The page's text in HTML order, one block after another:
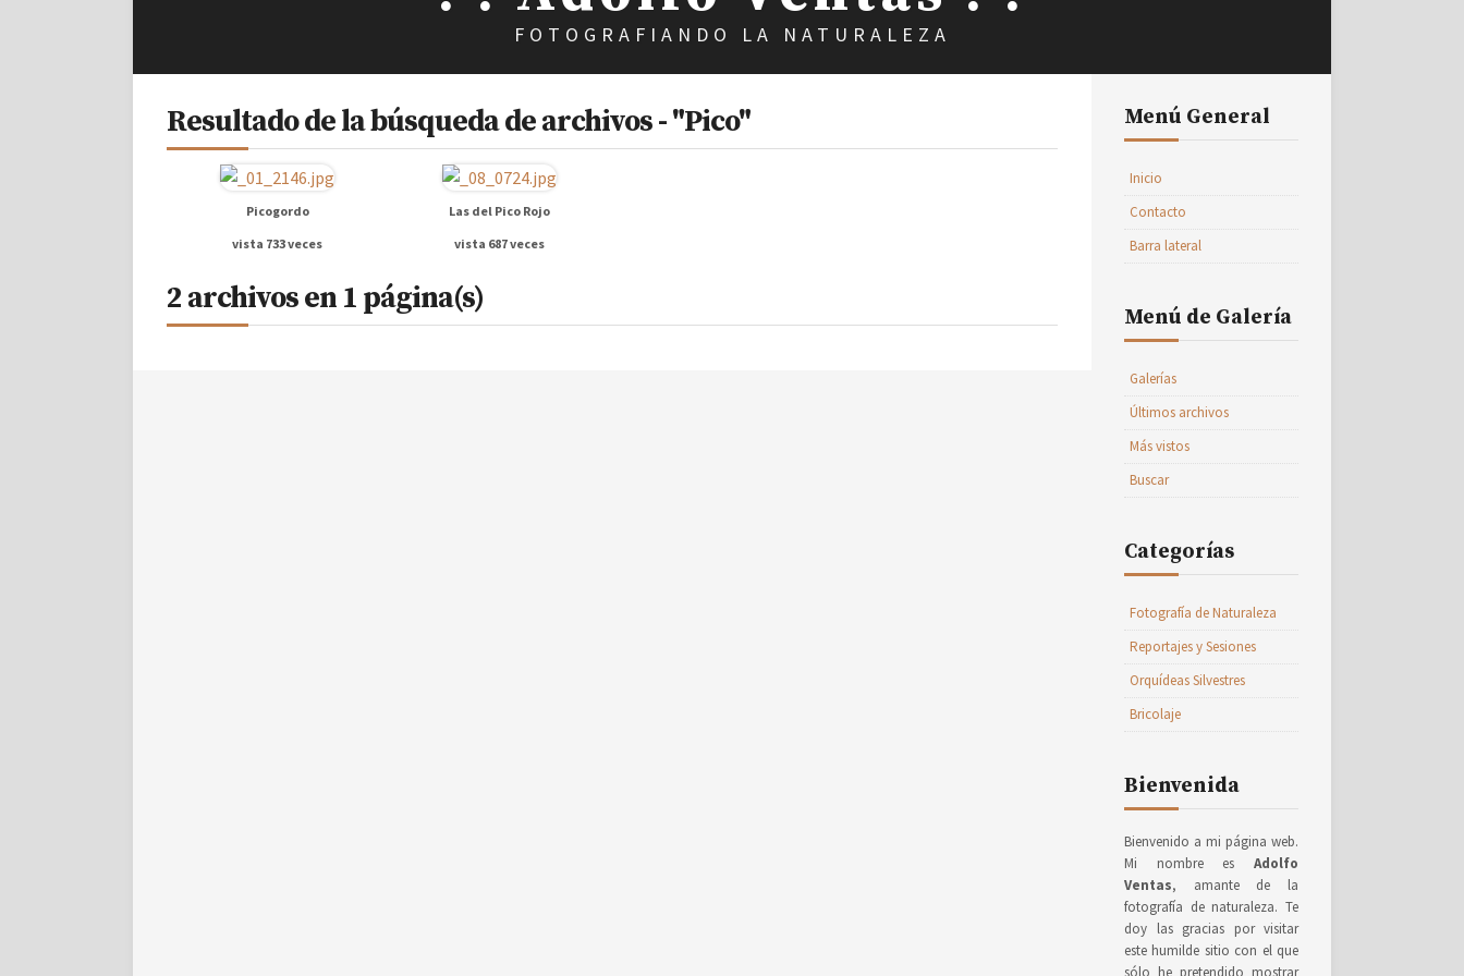
FOTOGRAFIANDO LA NATURALEZA
Resultado de la búsqueda de archivos - "Pico"
Picogordo
vista 733 veces
Las del Pico Rojo
vista 687 veces
2 archivos en 1 página(s)
Menú General
Inicio
Contacto
Barra lateral
Menú de Galería
Galerías
Últimos archivos
Más vistos
Buscar
Categorías
Fotografía de Naturaleza
Reportajes y Sesiones
Orquídeas Silvestres
Bricolaje
Bienvenida
Bienvenido a mi página web.
Mi nombre es Adolfo
Ventas, amante de la
fotografía de naturaleza. Te
doy las gracias por visitar
este humilde sitio con el que
sólo he pretendido mostrar